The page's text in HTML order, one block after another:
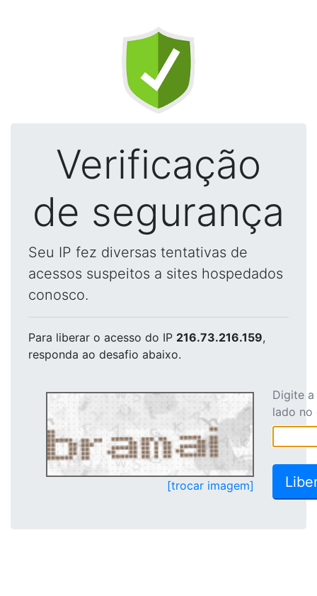
Verificação
de segurança
Seu IP fez diversas tentativas de
acessos suspeitos a sites hospedados
conosco.
Para liberar o acesso do IP 216.73.216.159,
responda ao desafio abaixo.
[trocar imagem]
Digite
lado no